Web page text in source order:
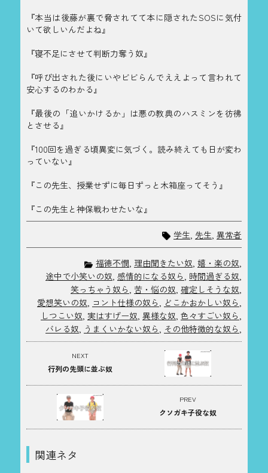
『本当は後藤が裏で脅されてて本に隠されたSOSに気付
いて欲しいんだよね』
『寝不足にさせて判断力奪う奴』
『呼び出された後にいやビビらんでええよって言われて
安心するのわかる』
『最後の「追いかけるか」は悪の教典のハスミンを彷彿
とさせる』
『100回を過ぎる頃異変に気づく。読み終えても日が変わ
っていない』
『この先生、授業せずに毎日ずっと木箱座ってそう』
『この先生と神保戦わせたいな』
学生 先生 異常者
福徳不憫, 理由聞きたい奴, 嬉・楽の奴,
途中で小笑いの奴, 感情的になる奴ら, 時間過ぎる奴,
笑っちゃう奴ら, 苦・悩の奴, 確定しそうな奴,
愛想笑いの奴, コント仕様の奴ら, どこかおかしい奴ら,
しつこい奴, 実はすげー奴, 異様な奴, 色々すごい奴ら,
バレる奴, うまくいかない奴ら, その他特徴的な奴ら,
PREV
クソガキ子役な奴
NEXT
行列の先頭に並ぶ奴
関連ネタ